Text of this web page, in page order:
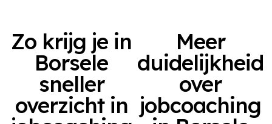
Zo krijg je in
Borsele
sneller
overzicht in
Meer
duidelijkheid
over
jobcoaching